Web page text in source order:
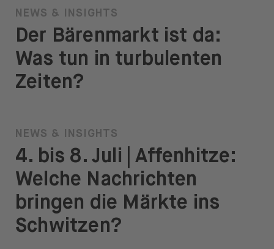
NEWS & INSIGHTS
Der Bärenmarkt ist da:
Was tun in turbulenten
Zeiten?
NEWS & INSIGHTS
4. bis 8. Juli | Affenhitze:
Welche Nachrichten
bringen die Märkte ins
Schwitzen?